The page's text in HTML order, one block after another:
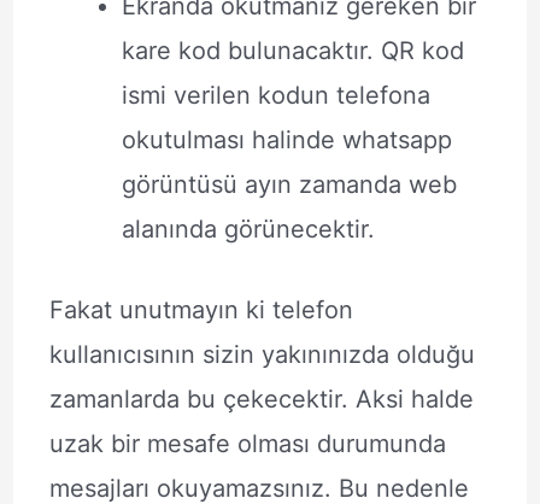
Ekranda okutmanız gereken bir
kare kod bulunacaktır. QR kod
ismi verilen kodun telefona
okutulması halinde whatsapp
görüntüsü ayın zamanda web
alanında görünecektir.
Fakat unutmayın ki telefon
kullanıcısının sizin yakınınızda olduğu
zamanlarda bu çekecektir. Aksi halde
uzak bir mesafe olması durumunda
mesajları okuyamazsınız. Bu nedenle